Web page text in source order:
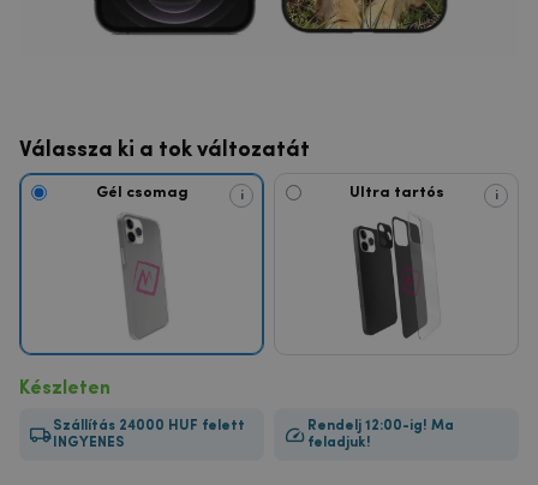
Válassza ki a tok változatát
Gél csomag i Ultra tartós i
Készleten
Szállítás 24000 HUF felett
INGYENES
Rendelj 12:00-ig! Ma
feladjuk!